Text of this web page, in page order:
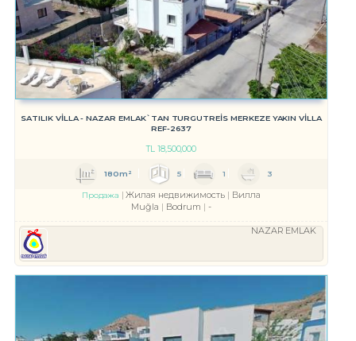
SATILIK VİLLA - NAZAR EMLAK`TAN TURGUTREİS MERKEZE YAKIN VİLLA
REF-2637
TL18,500,000
180m² 5 1 3
Продажа Жилая недвижимость
Вилла
Muğla
Bodrum -
NAZAR EMLAK